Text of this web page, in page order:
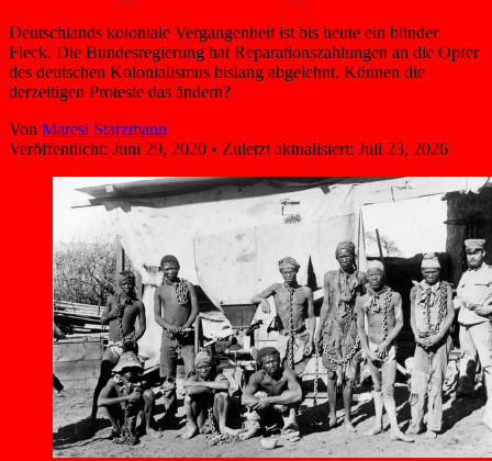
Deutschlands koloniale Vergangenheit ist bis heute ein blinder
Fleck. Die Bundesregierung hat Reparationszahlungen an die Opfer
des deutschen Kolonialismus bislang abgelehnt. Können die
derzeitigen Proteste das ändern?
Von Maresi Starzmann
Veröffentlicht: Juni 29, 2020 • Zuletzt aktualisiert: Juli 23, 2026